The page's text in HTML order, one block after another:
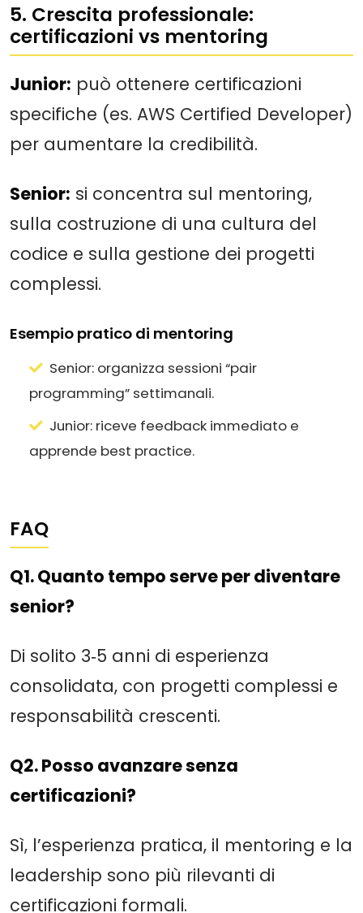
5. Crescita professionale:
certificazioni vs mentoring
Junior: può ottenere certificazioni
specifiche (es. AWS Certified Developer)
per aumentare la credibilità.
Senior: si concentra sul mentoring,
sulla costruzione di una cultura del
codice e sulla gestione dei progetti
complessi.
Esempio pratico di mentoring
Senior: organizza sessioni “pair
programming” settimanali.
Junior: riceve feedback immediato e
apprende best practice.
FAQ
Q1. Quanto tempo serve per diventare
senior?
Di solito 3‑5 anni di esperienza
consolidata, con progetti complessi e
responsabilità crescenti.
Q2. Posso avanzare senza
certificazioni?
Sì, l’esperienza pratica, il mentoring e la
leadership sono più rilevanti di
certificazioni formali.